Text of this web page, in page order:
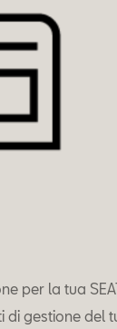
per la tua
di gestione del